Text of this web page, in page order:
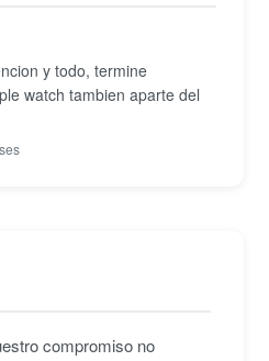
y transferencia de datos.
completan la experiencia
horizontal o vertical.
y todo, termine
watch tambien aparte del
compromiso no